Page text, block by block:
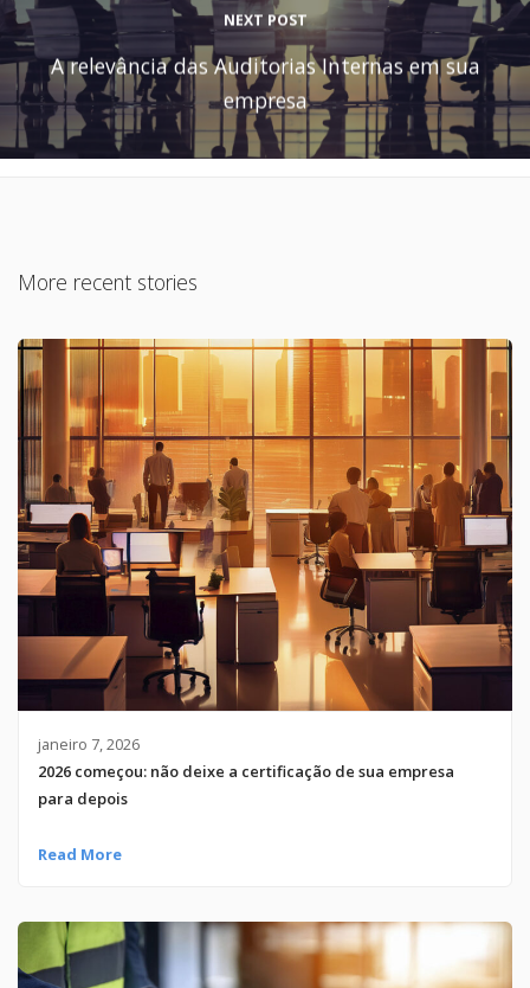
NEXT POST
A relevância das Auditorias Internas em sua
empresa
More recent stories
janeiro 7, 2026
2026 começou: não deixe a certificação de sua empresa
para depois
Read More